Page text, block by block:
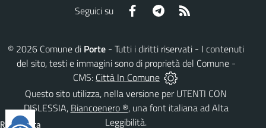
Seguici su Facebook Telegram
© 2026 Comune di Porte - Tutti i diritti riservati - I contenuti
del sito, testi e immagini sono di proprietà del Comune -
CMS: Città In Comune
Questo sito utilizza, nella versione per UTENTI CON
DISLESSIA, Biancoenero ®, una font italiana ad Alta
Leggibilità.
Reimposta